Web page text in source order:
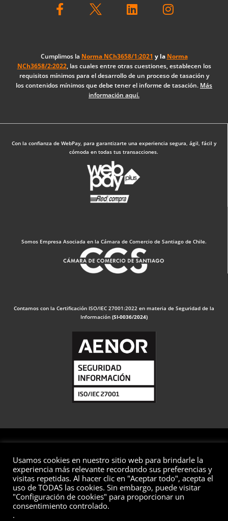
a
o
o
k
i
d
i
n
n
g
r
a
Cumplimos la Norma NCh3658/1:2021 y la Norma
NCh3658/2:2022, las cuales entre otras cuestiones, establecen los
requisitos mínimos para el desarrollo de un proceso de tasación y
los contenidos mínimos que debe tener el informe de tasación. Más
información aquí.
Con la confianza de WebPay, para garantizarte una experiencia segura, ágil, fácil y
cómoda en todas tus transacciones.
Somos Empresa Asociada en la Cámara de Comercio de Santiago de Chile.
Contamos con la Certificación ISO/IEC 27001:2022 en materia de Seguridad de la
Información (SI-0036/2024)
© 2026 Valuaciones
Todos los derechos reservados
Aviso LegalPolítica de PrivacidadPolítica de Cookies
Usamos cookies en nuestro sitio web para brindarle la
experiencia más relevante recordando sus preferencias y
visitas repetidas. Al hacer clic en "Aceptar todo", acepta el
uso de TODAS las cookies. Sin embargo, puede visitar
"Configuración de cookies" para proporcionar un
consentimiento controlado.
.